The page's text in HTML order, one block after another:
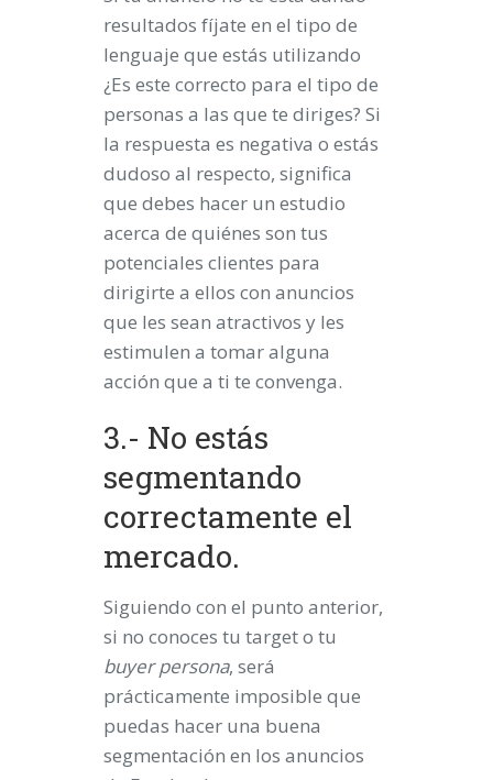
resultados fíjate en el tipo de
lenguaje que estás utilizando
¿Es este correcto para el tipo de
personas a las que te diriges? Si
la respuesta es negativa o estás
dudoso al respecto, significa
que debes hacer un estudio
acerca de quiénes son tus
potenciales clientes para
dirigirte a ellos con anuncios
que les sean atractivos y les
estimulen a tomar alguna
acción que a ti te convenga.
3.- No estás
segmentando
correctamente el
mercado.
Siguiendo con el punto anterior,
si no conoces tu target o tu
buyer persona, será
prácticamente imposible que
puedas hacer una buena
segmentación en los anuncios